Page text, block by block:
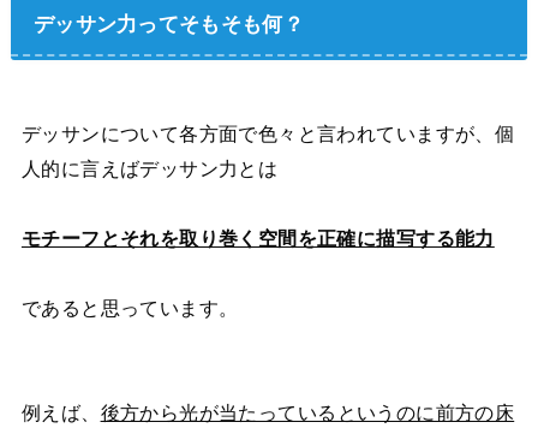
デッサン力ってそもそも何？
デッサンについて各方面で色々と言われていますが、個
人的に言えばデッサン力とは
モチーフとそれを取り巻く空間を正確に描写する能力
であると思っています。
例えば、 後方から光が当たっているというのに前方の床